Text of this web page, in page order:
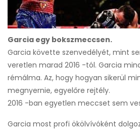
Garcia egy bokszmeccsen.
Garcia követte szenvedélyét, mint
veretlen marad 2016 -tól. Garcia
rémálma. Az, hogy hogyan sikerül
megnyernie, egyelőre rejtély.
2016 -ban egyetlen meccset sem
Garcia most profi ökölvívóként